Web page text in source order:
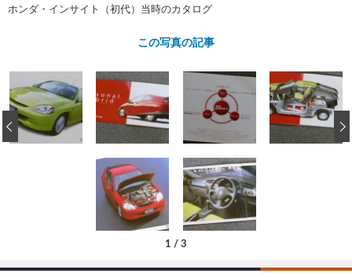
カーメーカー「旧車」関連プロジ
イベント
ホンダ・インサイト（初代）当時のカタログ
この写真の記事
1 / 3
‹